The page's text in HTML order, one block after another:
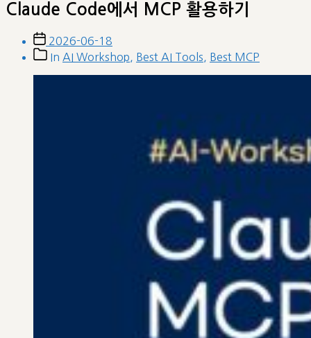
Claude Code에서 MCP 활용하기
Post
date
2026-06-18
PostIn AI Workshop Best AI Tools Best MCP